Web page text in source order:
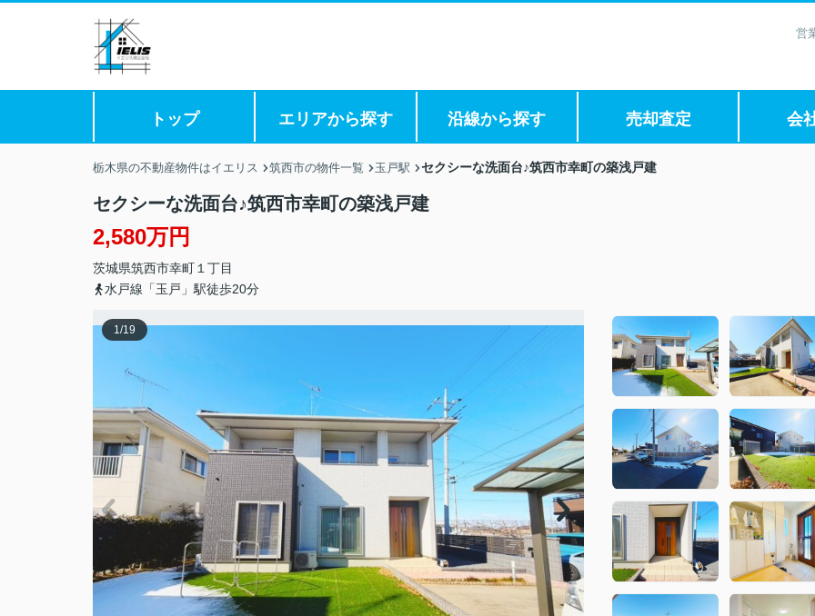
営
トップ エリアから探す 沿線から探す 売却査定 会
栃木県の不動産物件はイエリス 筑西市の物件一覧 玉戸駅 セクシーな洗面台♪筑西市幸町の築浅戸建
セクシーな洗面台♪筑西市幸町の築浅戸建
2,580万円
茨城県筑西市幸町 １丁目
水戸線「玉戸」駅徒歩20分
1/19